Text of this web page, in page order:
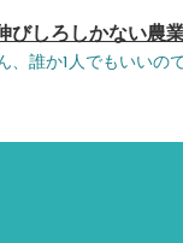
びしろしかない農
、誰か1人でもいいの